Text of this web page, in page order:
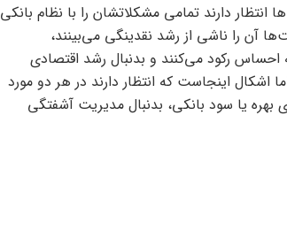
دارند تمامی مشکلاتشان را با نظام بانکی
آن را ناشی از رشد نقدینگی می‌بینند،
رکود می‌کنند و بدنبال رشد اقتصادی
اینجاست که انتظار دارند در هر دو مورد
بهره یا سود بانکی، بدنبال مدیریت آشفتگی